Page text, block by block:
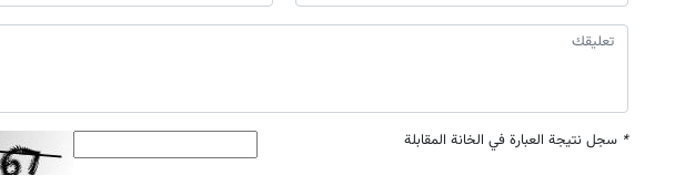
* سجل نتيجة العبارة في الخانة المقابلة